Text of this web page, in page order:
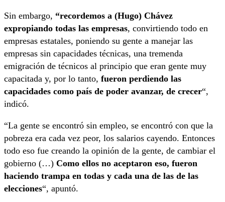
Sin embargo, “recordemos a (Hugo) Chávez
expropiando todas las empresas, convirtiendo todo en
empresas estatales, poniendo su gente a manejar las
empresas sin capacidades técnicas, una tremenda
emigración de técnicos al principio que eran gente muy
capacitada y, por lo tanto, fueron perdiendo las
capacidades como país de poder avanzar, de crecer“,
indicó.
“La gente se encontró sin empleo, se encontró con que la
pobreza era cada vez peor, los salarios cayendo. Entonces
todo eso fue creando la opinión de la gente, de cambiar el
gobierno (…) Como ellos no aceptaron eso, fueron
haciendo trampa en todas y cada una de las de las
elecciones“, apuntó.